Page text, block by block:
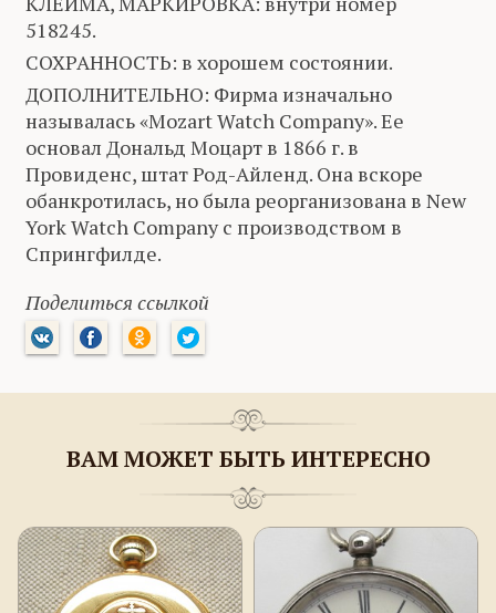
518245.
СОХРАННОСТЬ: в хорошем состоянии.
ДОПОЛНИТЕЛЬНО: Фирма изначально
называлась «Mozart Watch Company». Ее
основал Дональд Моцарт в 1866 г. в
Провиденс, штат Род-Айленд. Она вскоре
обанкротилась, но была реорганизована в New
York Watch Company с производством в
Спрингфилде.
Поделиться ссылкой
ВАМ МОЖЕТ БЫТЬ ИНТЕРЕСНО